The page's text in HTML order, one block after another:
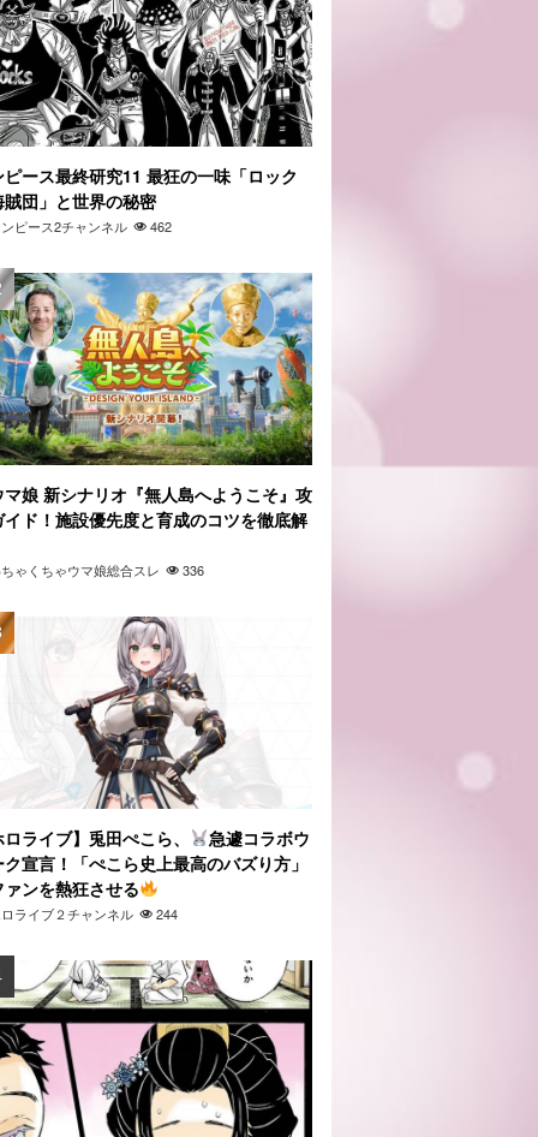
ピース最終研究11 最狂の一味「ロック
賊団」と世界の秘密
ピース2チャンネル 462
マ娘 新シナリオ『無人島へようこそ』攻
イド！施設優先度と育成のコツを徹底解
ゃくちゃウマ娘総合スレ 336
ライブ】兎田ぺこら、
急遽コラボウ
宣言！「ぺこら史上最高のバズり方」
ァンを熱狂させる
ライブ２チャンネル 244